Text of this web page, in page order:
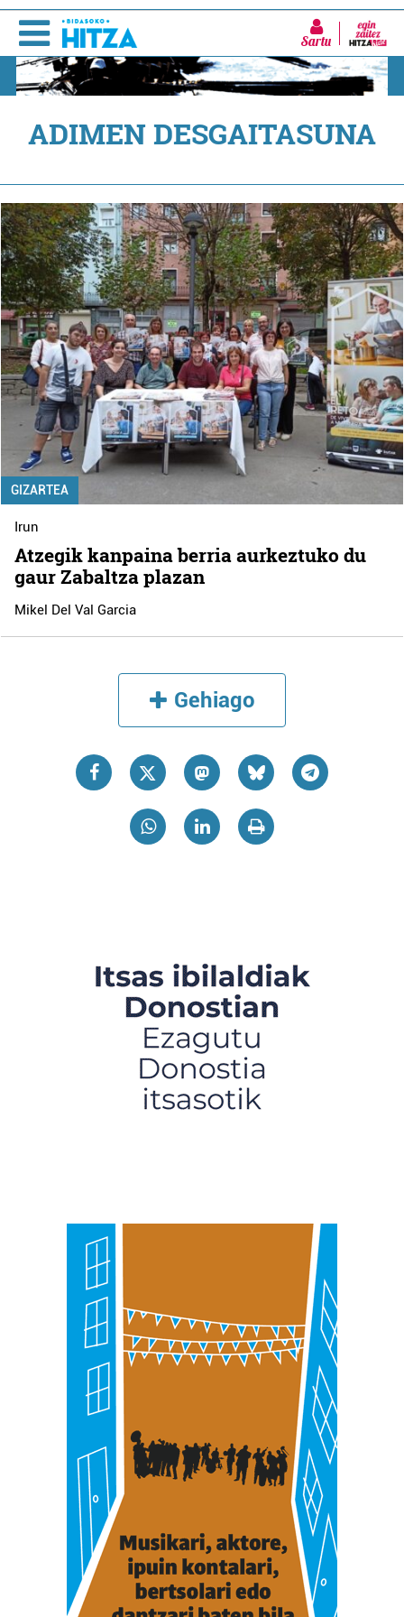
Sartu
ADIMEN DESGAITASUNA
GIZARTEA
Irun
Atzegik kanpaina berria aurkeztuko du
gaur Zabaltza plazan
Mikel Del Val Garcia
Gehiago